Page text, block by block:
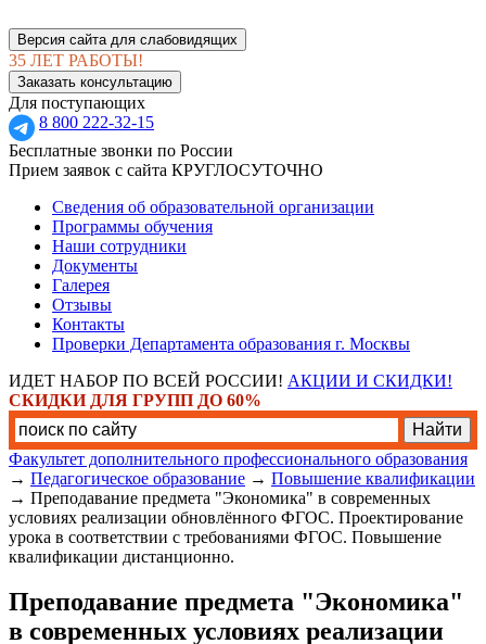
Версия сайта для слабовидящих
35 ЛЕТ РАБОТЫ!
Заказать консультацию
Для поступающих
8 800 222-32-15
Бесплатные звонки по России
Прием заявок с сайта КРУГЛОСУТОЧНО
Сведения об образовательной организации
Программы обучения
Наши сотрудники
Документы
Галерея
Отзывы
Контакты
Проверки Департамента образования г. Москвы
ИДЕТ НАБОР ПО ВСЕЙ РОССИИ! АКЦИИ И СКИДКИ!
СКИДКИ ДЛЯ ГРУПП ДО 60%
Факультет дополнительного профессионального образования
→ Педагогическое образование → Повышение квалификации
→ Преподавание предмета "Экономика" в современных
условиях реализации обновлённого ФГОС. Проектирование
урока в соответствии с требованиями ФГОС. Повышение
квалификации дистанционно.
Преподавание предмета "Экономика"
в современных условиях реализации